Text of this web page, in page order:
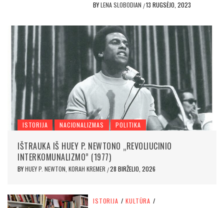
BYLENA SLOBODIAN /13 RUGSĖJO, 2023
ISTORIJA NACIONALIZMAS POLITIKA
IŠTRAUKA IŠ HUEY P. NEWTONO „REVOLIUCINIO
INTERKOMUNALIZMO” (1977)
BYHUEY P. NEWTON, KORAH KREMER /28 BIRŽELIO, 2026
ISTORIJA / KULTŪRA /